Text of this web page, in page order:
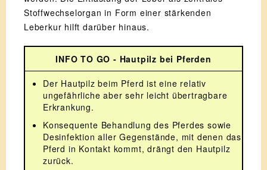
Stoffwechselorgan in Form einer stärkenden
Leberkur hilft darüber hinaus.
INFO TO GO - Hautpilz bei Pferden
Der Hautpilz beim Pferd ist eine relativ
ungefährliche aber sehr leicht übertragbare
Erkrankung.
Konsequente Behandlung des Pferdes sowie
Desinfektion aller Gegenstände, mit denen das
Pferd in Kontakt kommt, drängt den Hautpilz
zurück.